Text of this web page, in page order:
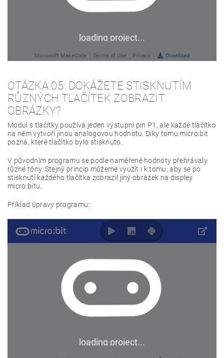
OTÁZKA 05: DOKÁŽETE STISKNUTÍM
RŮZNÝCH TLAČÍTEK ZOBRAZIT
OBRÁZKY?
Modul s tlačítky používá jeden výstupní pin P1, ale každé tlačítko
na něm vytvoří jinou analogovou hodnotu. Díky tomu micro:bit
pozná, které tlačítko bylo stisknuto.
V původním programu se podle naměřené hodnoty přehrávaly
různé tóny. Stejný princip můžeme využít i k tomu, aby se po
stisknutí každého tlačítka zobrazil jiný obrázek na displeji
micro:bitu.
Příklad úpravy programu: